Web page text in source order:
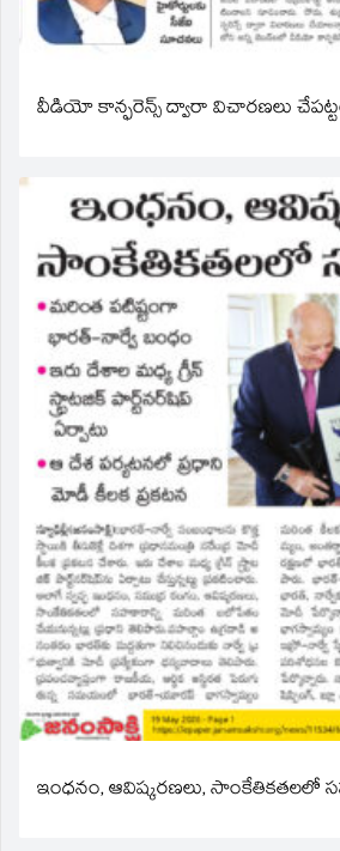
వీడియో కాన్ఫరెన్స్ ద్వారా విచారణలు
ఇంధనం, ఆవిష్కరణలు, సాంకేతికతలలో